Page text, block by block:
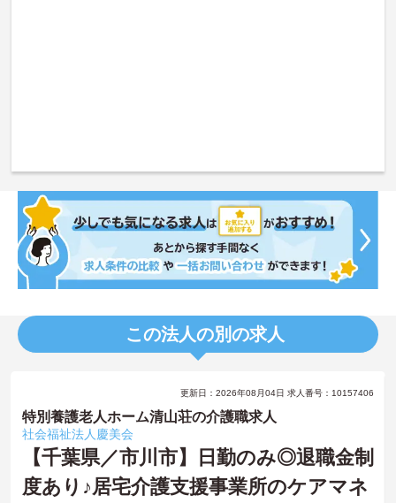
この法人の別の求人
更新日：2026年08月04日 求人番号：10157406
特別養護老人ホーム清山荘の介護職求人
社会福祉法人慶美会
【千葉県／市川市】日勤のみ◎退職金制
度あり♪居宅介護支援事業所のケアマネ